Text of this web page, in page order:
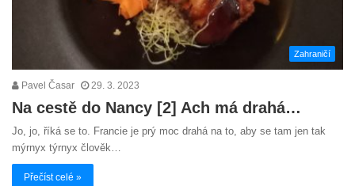
Zahraničí
Pavel Časar 29. 3. 2023
Na cestě do Nancy [2] Ach má drahá…
Jo, jo, říká se to. Francie je prý moc drahá na to, aby se tam jen tak
mýrnyx týrnyx člověk…
Přečíst celé »